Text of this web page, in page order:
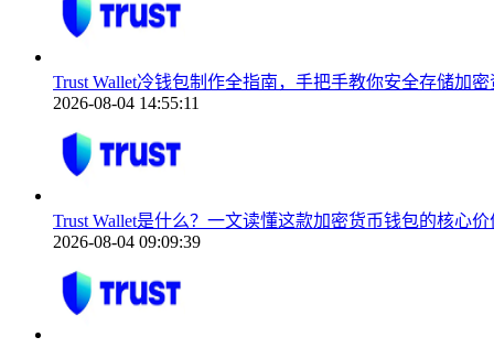
Trust Wallet冷钱包制作全指南，手把手教你安全存储加密
2026-08-04 14:55:11
Trust Wallet是什么？一文读懂这款加密货币钱包的核心价
2026-08-04 09:09:39